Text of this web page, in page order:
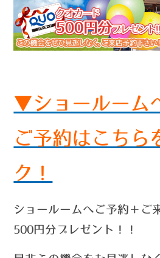
▼ショールーム
ご予約はこちら
ク！
ショールームへご予約＋ご
500円分プレゼント！！